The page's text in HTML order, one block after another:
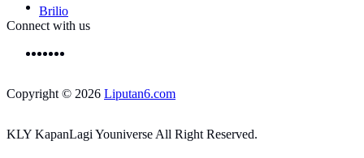
Brilio
Connect with us
Copyright © 2026 Liputan6.com
KLY KapanLagi Youniverse All Right Reserved.